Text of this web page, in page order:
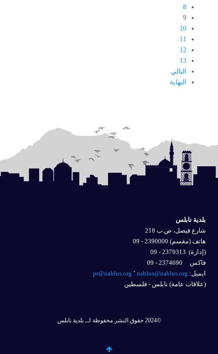
8
9
10
11
12
13
التالي
النهاية
بلدية نابلس
شارع فيصل، ص.ب 218
هاتف (مقسم) 2390000 - 09
(إدارة)
فاكس 2374690 - 09
ايميل: nablus@nablus.org
pr@nablus.org
(علاقات عامة) نابلس - فلسطين
©2024 حقوق النشر محفوظة لــ بلدية نابلس